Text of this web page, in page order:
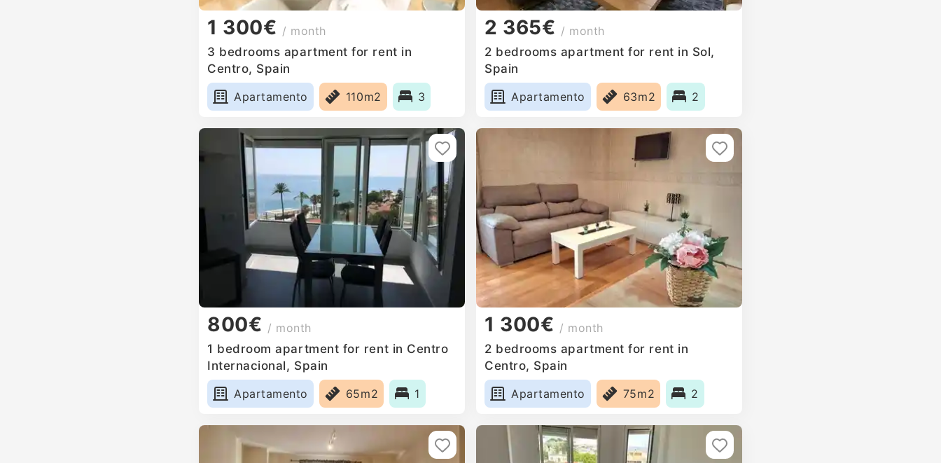
1 300€ / month
3 bedrooms apartment for rent in
Centro, Spain
Apartamento
110m2 3
2 365€ / month
2 bedrooms apartment for rent in Sol,
Spain
Apartamento
63m2 2
800€ / month
1 bedroom apartment for rent in Centro
Internacional, Spain
Apartamento
65m2 1
1 300€ / month
2 bedrooms apartment for rent in
Centro, Spain
Apartamento
75m2 2